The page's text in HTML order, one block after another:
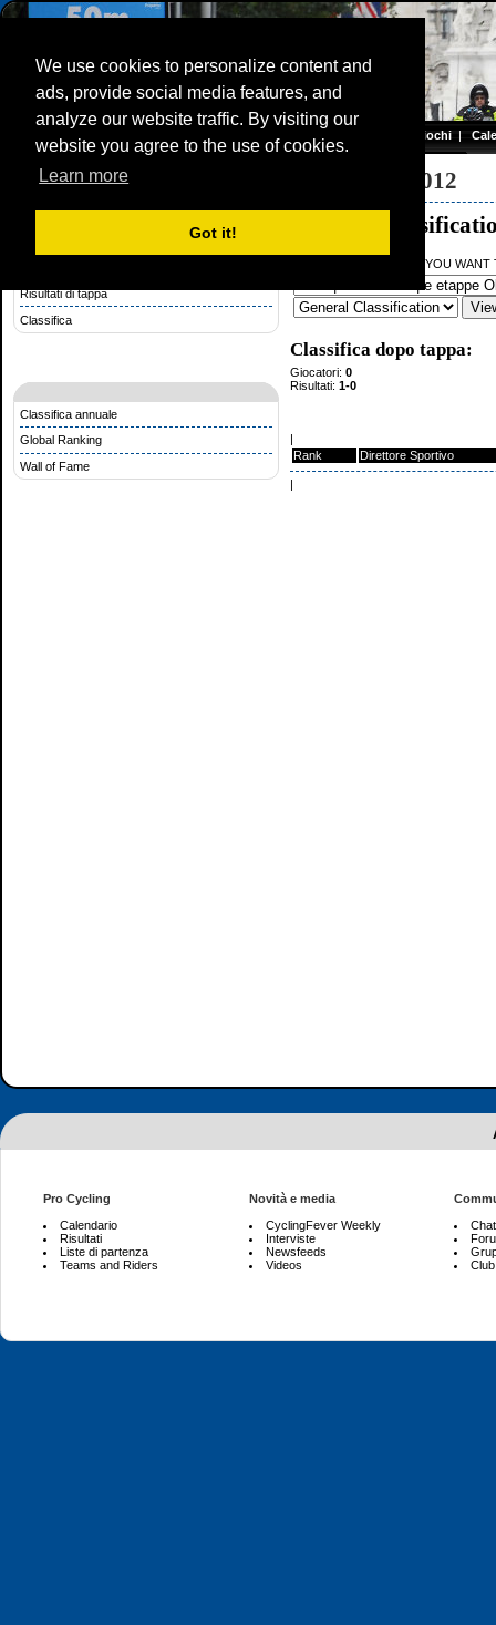
We use cookies to personalize content and
ads, provide social media features, and
analyze our website traffic. By visiting our
website you agree to the use of cookies.
Learn more
Got it!
Olympic TimeTrial Championship
Server time: 09 Aug 2026 07:19:45 CET
Giochi |
Competizione a Tappe Olympic Games 2012
Regolamento Competizione a Tappe
Risultati di tappa
Classifica
Classifica annuale
Global Ranking
Wall of Fame
General
FROM WHAT RIDE DO YOU
Classifica dopo tappa:
Giocatori: 0
Risultati: 1-0
|
Rank
Direttore Sportivo
Pro Cycling
Calendario
Risultati
Liste di partenza
Teams and Riders
Novità e media
CyclingFever Weekly
Interviste
Newsfeeds
Videos
Chat